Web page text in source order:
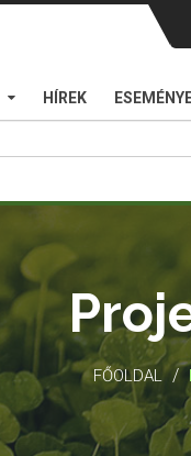
HÍREK
FŐOLDAL /